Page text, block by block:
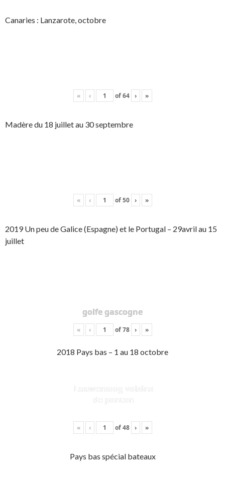
Canaries : Lanzarote, octobre
« ‹ of64 › »
Madère du 18 juillet au 30 septembre
« ‹ of50 › »
2019 Un peu de Galice (Espagne) et le Portugal – 29avril au 15
juillet
golfe gascogne
« ‹ of78 › »
2018 Pays bas – 1 au 18 octobre
Lauwersoog voisins
de ponton
« ‹ of48 › »
Pays bas spécial bateaux